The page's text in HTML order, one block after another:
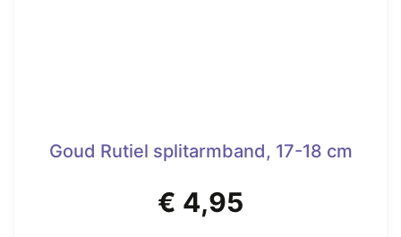
Goud Rutiel splitarmband, 17-18 cm
€ 4,95